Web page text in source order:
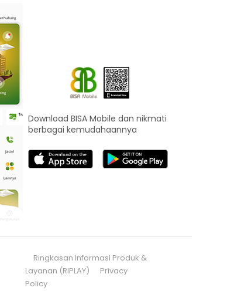
Download BISA Mobile dan nikmati
berbagai kemudahaannya
Ringkasan Informasi Produk &
Layanan (RIPLAY)
Privacy
Policy